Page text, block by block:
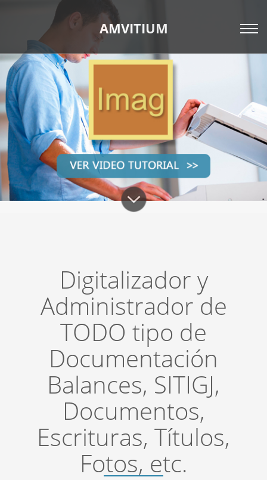
AMVITIUM
Digitalizador y
Administrador de
TODO tipo de
Documentación
Balances, SITIGJ,
Documentos,
Escrituras, Títulos,
Fotos, etc.